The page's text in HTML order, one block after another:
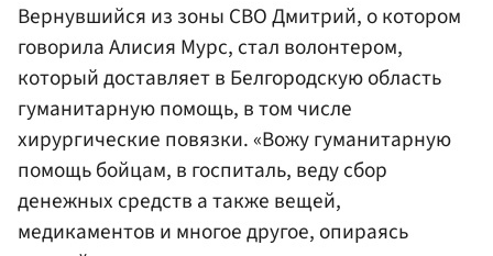
Вернувшийся из зоны СВО Дмитрий, о котором
говорила Алисия Мурс, стал волонтером,
который доставляет в Белгородскую область
гуманитарную помощь, в том числе
хирургические повязки. «Вожу гуманитарную
помощь бойцам, в госпиталь, веду сбор
денежных средств а также вещей,
медикаментов и многое другое, опираясь